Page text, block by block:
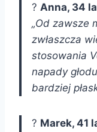
? Anna, 34
„Od zawsze
zwłaszcza
stosowania
napady
bardziej
? Marek, 41